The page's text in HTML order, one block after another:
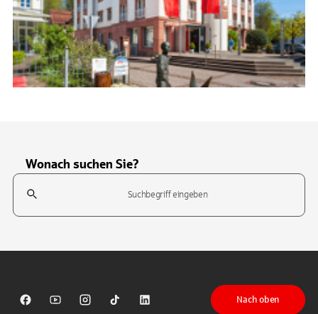
Wonach suchen Sie?
Suchfeld
Sparkasse auf Facebook
Sparkasse auf Youtube
Sparkasse auf Instagram
Sparkasse auf TikTok
Sparkasse auf LinkedIn
Nach oben